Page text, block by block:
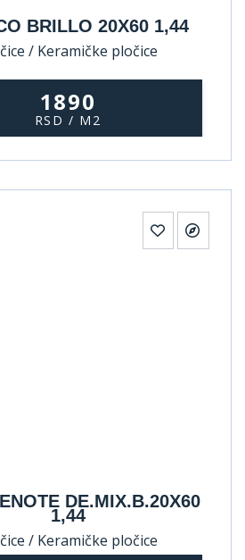
BRILLO 20X60 1,44
/ Keramičke pločice
1890
RSD / M2
DE.MIX.B.20X60
1,44
/ Keramičke pločice